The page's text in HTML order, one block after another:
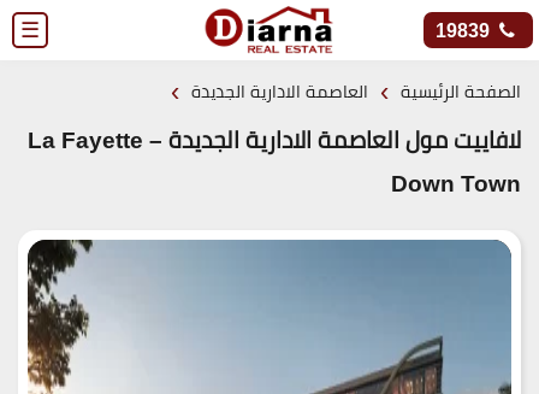
☰ 19839
الصفحة الرئيسية › العاصمة الادارية الجديدة ›
لافاييت مول العاصمة الادارية الجديدة – La Fayette
Down Town